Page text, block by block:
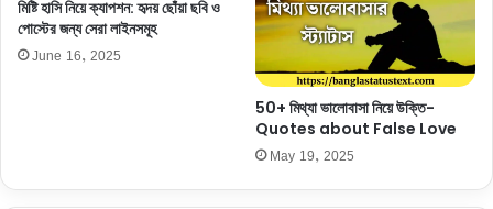
মিষ্টি হাসি নিয়ে ক্যাপশন: হৃদয় ছোঁয়া ছবি ও
পোস্টের জন্য সেরা লাইনসমূহ
June 16, 2025
50+ মিথ্যা ভালোবাসা নিয়ে উক্তি-
Quotes about False Love
May 19, 2025